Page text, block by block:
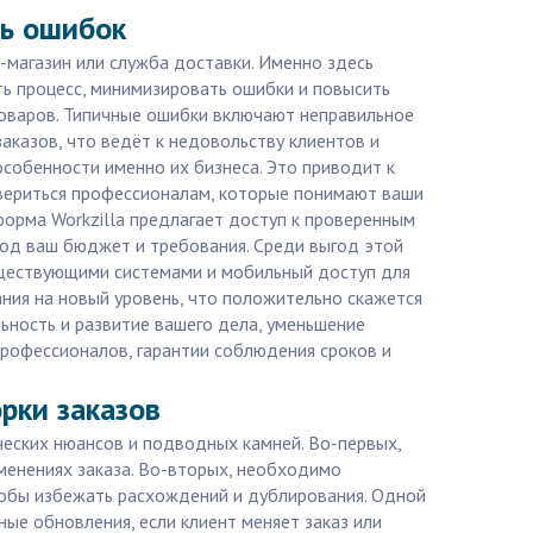
ошибок
или служба доставки. Именно здесь
процесс, минимизировать ошибки и повысить
Типичные ошибки включают неправильное
что ведёт к недовольству клиентов и
именно их бизнеса. Это приводит к
профессионалам, которые понимают ваши
Workzilla предлагает доступ к проверенным
ваш бюджет и требования. Среди выгод этой
системами и мобильный доступ для
на новый уровень, что положительно скажется
и развитие вашего дела, уменьшение
гарантии соблюдения сроков и
заказов
нюансов и подводных камней. Во-первых,
заказа. Во-вторых, необходимо
избежать расхождений и дублирования. Одной
обновления, если клиент меняет заказ или